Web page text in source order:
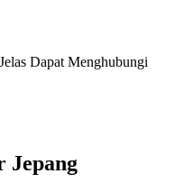
Dapat Menghubungi
Jepang